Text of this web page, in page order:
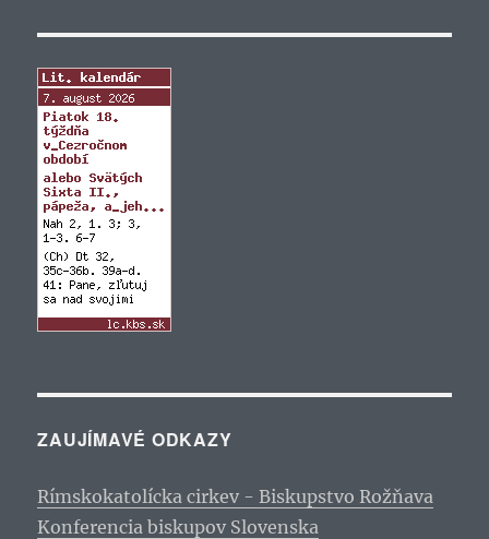
ZAUJÍMAVÉ ODKAZY
Rímskokatolícka cirkev - Biskupstvo Rožňava
Konferencia biskupov Slovenska